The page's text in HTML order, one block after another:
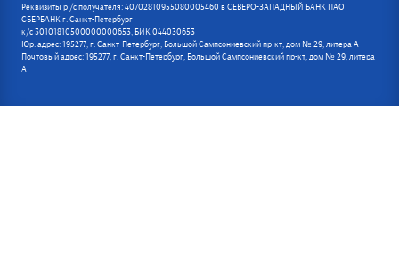
Реквизиты р /с получателя: 40702810955080005460 в СЕВЕРО-ЗАПАДНЫЙ БАНК ПАО
СБЕРБАНК г. Санкт-Петербург
к/с 30101810500000000653, БИК 044030653
Юр. адрес: 195277, г. Санкт-Петербург, Большой Сампсониевский пр-кт, дом № 29, литера А
Почтовый адрес: 195277, г. Санкт-Петербург, Большой Сампсониевский пр-кт, дом № 29, литера
А